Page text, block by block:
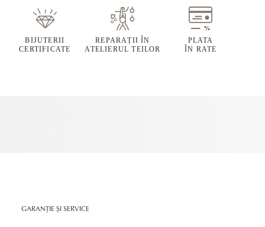
BIJUTERII
CERTIFICATE
REPARAȚII ÎN
ATELIERUL TEILOR
PLATA
ÎN RATE
GARANȚIE ȘI SERVICE